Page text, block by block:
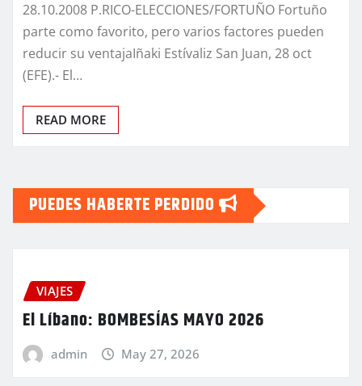
28.10.2008 P.RICO-ELECCIONES/FORTUÑO Fortuño
parte como favorito, pero varios factores pueden
reducir su ventajaIñaki Estívaliz San Juan, 28 oct
(EFE).- El…
READ MORE
PUEDES HABERTE PERDIDO
VIAJES
El Líbano: BOMBESÍAS MAYO 2026
admin May 27, 2026